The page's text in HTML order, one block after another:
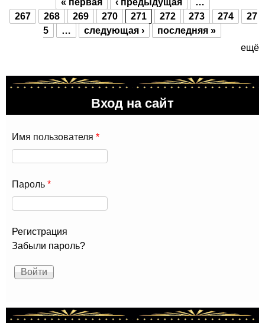
Страницы
« первая ‹ предыдущая
…
267
268 269 270 271 272 273 274
27
5
… следующая ›
последняя »
ещё
Вход на сайт
Имя пользователя *
Пароль *
Регистрация
Забыли пароль?